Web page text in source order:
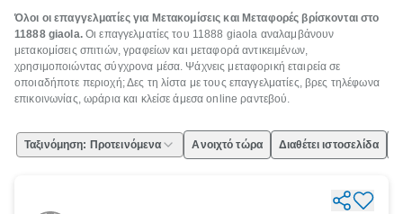
Όλοι οι επαγγελματίες για Μετακομίσεις και Μεταφορές βρίσκονται στο
11888 giaola.Οι επαγγελματίες του 11888 giaola αναλαμβάνουν
μετακομίσεις σπιτιών, γραφείων και μεταφορά αντικειμένων,
χρησιμοποιώντας σύγχρονα μέσα. Ψάχνεις μεταφορική εταιρεία σε
οποιαδήποτε περιοχή; Δες τη λίστα με τους επαγγελματίες, βρες τηλέφωνα
επικοινωνίας, ωράρια και κλείσε άμεσα online ραντεβού.
Ταξινόμηση: Προτεινόμενα Ανοιχτό τώρα Διαθέτει ιστοσελίδα